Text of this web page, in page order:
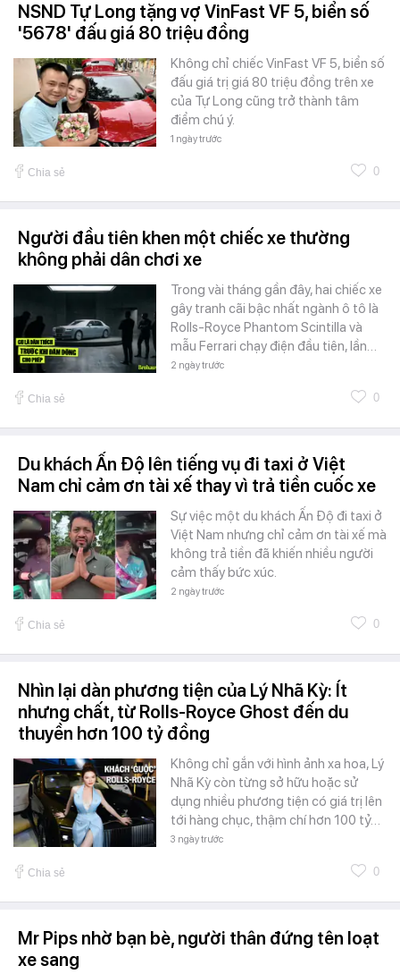
NSND Tự Long tặng vợ VinFast VF 5, biển số
'5678' đấu giá 80 triệu đồng
Không chỉ chiếc VinFast VF 5, biển số
đấu giá trị giá 80 triệu đồng trên xe
của Tự Long cũng trở thành tâm
điểm chú ý.
1 ngày trước
Chia sẻ 0
Người đầu tiên khen một chiếc xe thường
không phải dân chơi xe
Trong vài tháng gần đây, hai chiếc xe
gây tranh cãi bậc nhất ngành ô tô là
Rolls-Royce Phantom Scintilla và
mẫu Ferrari chạy điện đầu tiên, lần…
2 ngày trước
Chia sẻ 0
Du khách Ấn Độ lên tiếng vụ đi taxi ở Việt
Nam chỉ cảm ơn tài xế thay vì trả tiền cuốc xe
Sự việc một du khách Ấn Độ đi taxi ở
Việt Nam nhưng chỉ cảm ơn tài xế mà
không trả tiền đã khiến nhiều người
cảm thấy bức xúc.
2 ngày trước
Chia sẻ 0
Nhìn lại dàn phương tiện của Lý Nhã Kỳ: Ít
nhưng chất, từ Rolls-Royce Ghost đến du
thuyền hơn 100 tỷ đồng
Không chỉ gắn với hình ảnh xa hoa, Lý
Nhã Kỳ còn từng sở hữu hoặc sử
dụng nhiều phương tiện có giá trị lên
tới hàng chục, thậm chí hơn 100 tỷ…
3 ngày trước
Chia sẻ 0
Mr Pips nhờ bạn bè, người thân đứng tên loạt
xe sang